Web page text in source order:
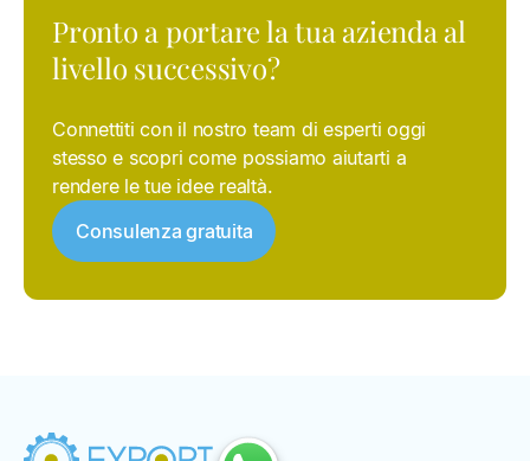
Pronto a portare la tua azienda al
livello successivo?
Connettiti con il nostro team di esperti oggi
stesso e scopri come possiamo aiutarti a
rendere le tue idee realtà.
Consulenza gratuita